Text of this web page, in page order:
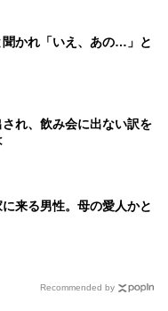
聞かれ「いえ、あの…」と
れ、飲み会に出ない訳を
来る男性。母の愛人かと
Recommended by